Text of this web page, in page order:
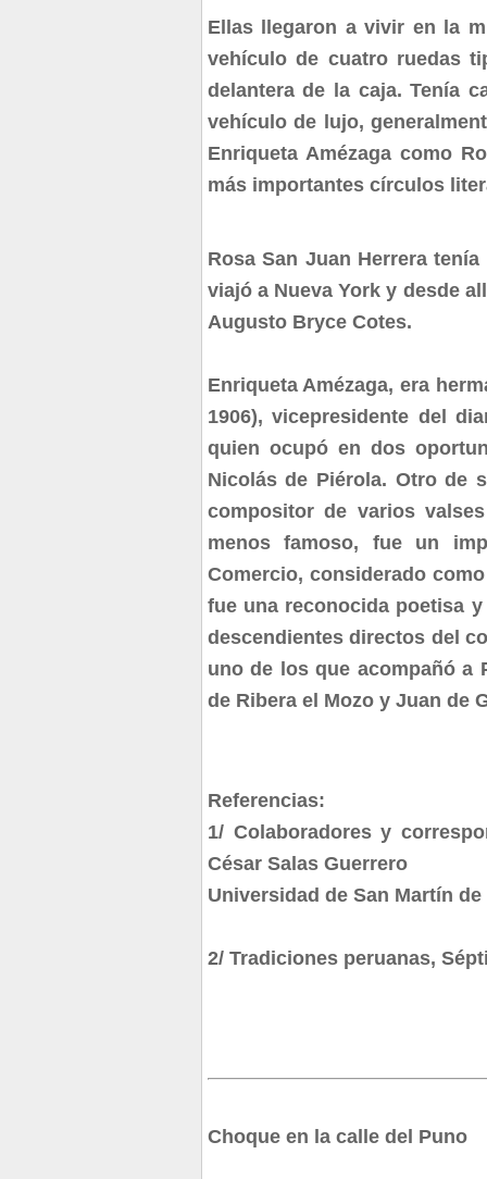
Ellas llegaron a vivir en la
vehículo de cuatro ruedas
delantera de la caja. Tenía
vehículo de lujo,
Enriqueta Amézaga como
más importantes círculos
Rosa San Juan Herrera
viajó a Nueva York y desde
Augusto Bryce Cotes.
Enriqueta Amézaga, era
1906), vicepresidente del
quien ocupó en dos
Nicolás de Piérola. Otro de
compositor de varios
menos famoso, fue un
Comercio, considerado
fue una reconocida poetisa
descendientes directos del
uno de los que acompañó a
de Ribera el Mozo y Juan de
Referencias:
1/ Colaboradores y
César Salas Guerrero
Universidad de San Martín
2/ Tradiciones peruanas,
Choque en la calle del Puno